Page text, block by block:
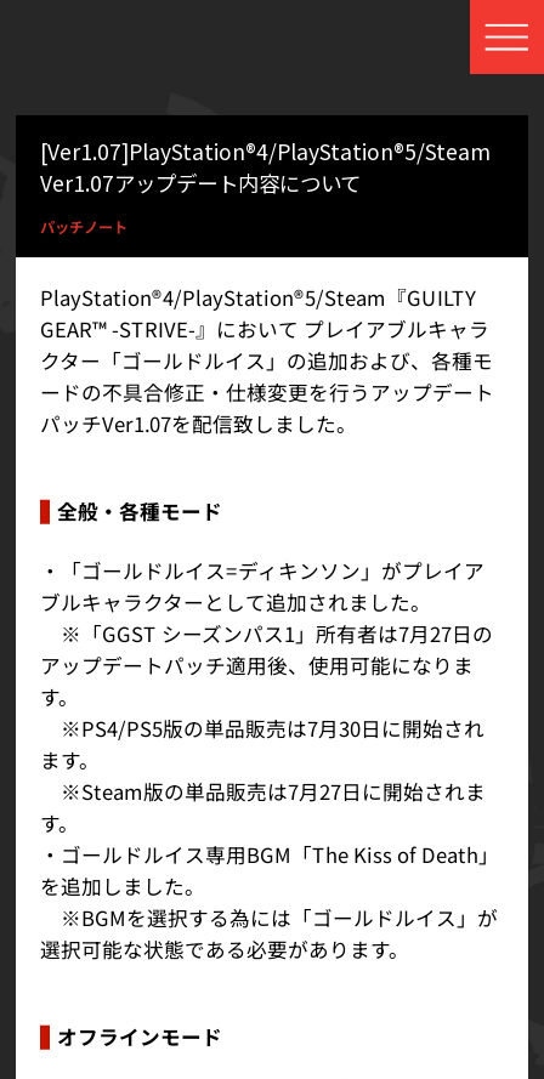
[Ver1.07]PlayStation®4/PlayStation®5/Steam
Ver1.07アップデート内容について
パッチノート
PlayStation®4/PlayStation®5/Steam『GUILTY
GEAR™ -STRIVE-』において プレイアブルキャラ
クター「ゴールドルイス」の追加および、各種モ
ードの不具合修正・仕様変更を行うアップデート
パッチVer1.07を配信致しました。
全般・各種モード
・「ゴールドルイス=ディキンソン」がプレイア
ブルキャラクターとして追加されました。
※「GGST シーズンパス1」所有者は7月27日の
アップデートパッチ適用後、使用可能になりま
す。
※PS4/PS5版の単品販売は7月30日に開始され
ます。
※Steam版の単品販売は7月27日に開始されま
す。
・ゴールドルイス専用BGM「The Kiss of Death」
を追加しました。
※BGMを選択する為には「ゴールドルイス」が
選択可能な状態である必要があります。
オフラインモード